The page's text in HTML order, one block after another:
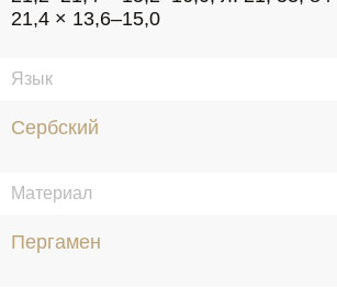
21,4 × 13,6–15,0
Язык
Сербский
Материал
Пергамен